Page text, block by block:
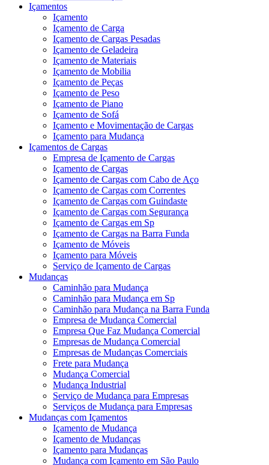
Içamentos
Içamento
Içamento de Carga
Içamento de Cargas Pesadas
Içamento de Geladeira
Içamento de Materiais
Içamento de Mobilia
Içamento de Peças
Içamento de Peso
Içamento de Piano
Içamento de Sofá
Içamento e Movimentação de Cargas
Içamento para Mudança
Içamentos de Cargas
Empresa de Içamento de Cargas
Içamento de Cargas
Içamento de Cargas com Cabo de Aço
Içamento de Cargas com Correntes
Içamento de Cargas com Guindaste
Içamento de Cargas com Segurança
Içamento de Cargas em Sp
Içamento de Cargas na Barra Funda
Içamento de Móveis
Içamento para Móveis
Serviço de Içamento de Cargas
Mudanças
Caminhão para Mudança
Caminhão para Mudança em Sp
Caminhão para Mudança na Barra Funda
Empresa de Mudança Comercial
Empresa Que Faz Mudança Comercial
Empresas de Mudança Comercial
Empresas de Mudanças Comerciais
Frete para Mudança
Mudança Comercial
Mudança Industrial
Serviço de Mudança para Empresas
Serviços de Mudança para Empresas
Mudanças com Içamentos
Içamento de Mudança
Içamento de Mudanças
Içamento para Mudanças
Mudança com Içamento em São Paulo